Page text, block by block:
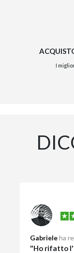
I
Gabrieleha
"Ho rifatto